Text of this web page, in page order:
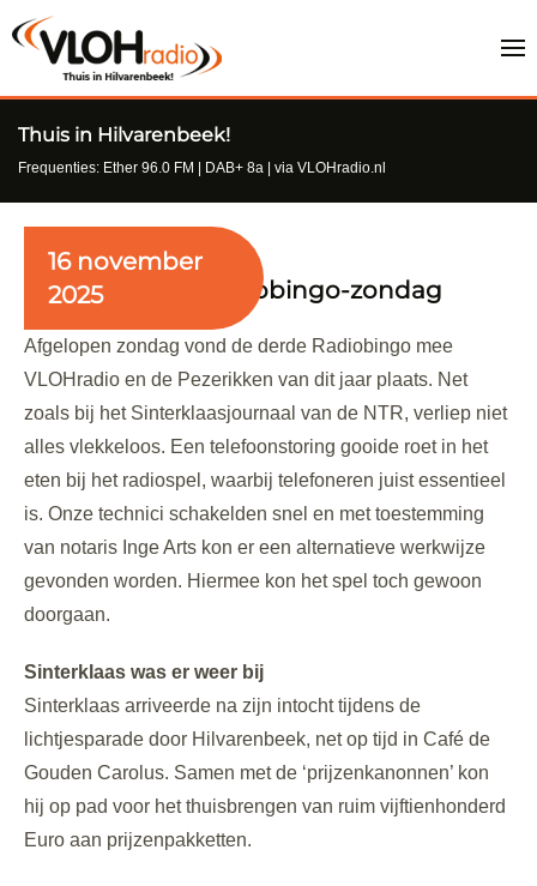
Thuis in Hilvarenbeek!
Frequenties: Ether 96.0 FM | DAB+ 8a | via VLOHradio.nl
16 november
2025
Chaotische 3e Radiobingo-zondag
Afgelopen zondag vond de derde Radiobingo mee
VLOHradio en de Pezerikken van dit jaar plaats. Net
zoals bij het Sinterklaasjournaal van de NTR, verliep niet
alles vlekkeloos. Een telefoonstoring gooide roet in het
eten bij het radiospel, waarbij telefoneren juist essentieel
is. Onze technici schakelden snel en met toestemming
van notaris Inge Arts kon er een alternatieve werkwijze
gevonden worden. Hiermee kon het spel toch gewoon
doorgaan.
Sinterklaas was er weer bij
Sinterklaas arriveerde na zijn intocht tijdens de
lichtjesparade door Hilvarenbeek, net op tijd in Café de
Gouden Carolus. Samen met de ‘prijzenkanonnen’ kon
hij op pad voor het thuisbrengen van ruim vijftienhonderd
Euro aan prijzenpakketten.